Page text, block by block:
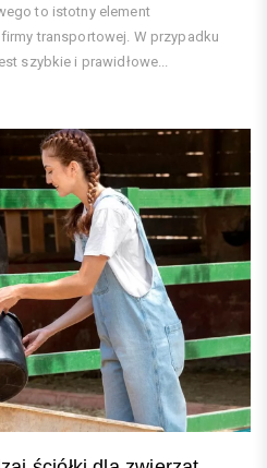
to istotny element
transportowej. W przypadku
szybkie i prawidłowe...